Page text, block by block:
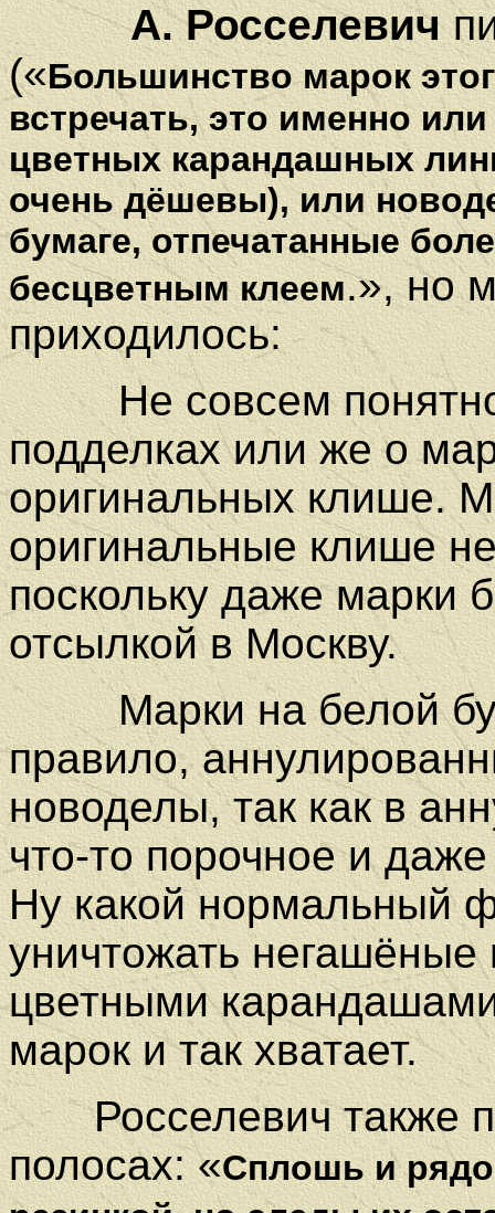
А. Росселевич
(«Большинство марок
встречать, это именно
цветных карандашных
очень дёшевы), или
бумаге, отпечатанные
бесцветным клеем.», но
приходилось:
Не совсем понятно
подделках или же о
оригинальных клише.
оригинальные клише
поскольку даже марки
отсылкой в Москву.
Марки на белой
правило,
новоделы, так как в
что-то порочное и
Ну какой нормальный
уничтожать негашёные
цветными
марок и так хватает.
Росселевич также
полосах:«Сплошь и